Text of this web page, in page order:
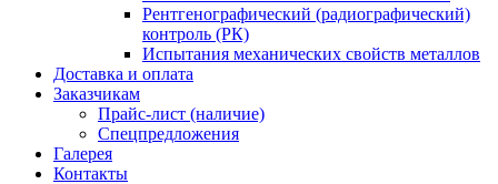
Рентгенографический (радиографический)
контроль (РК)
Испытания механических свойств металлов
Доставка и оплата
Заказчикам
Прайс-лист (наличие)
Спецпредложения
Галерея
Контакты